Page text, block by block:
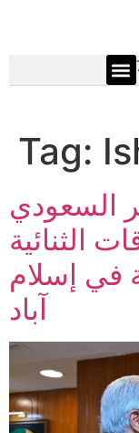
Tag:
السعودي
الثنائية
في إسلام
آباد